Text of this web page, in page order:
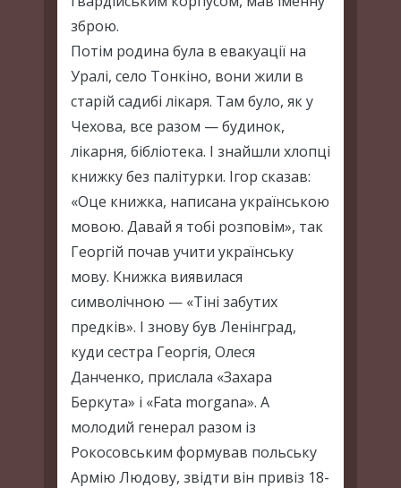
зброю.
Потім родина була в евакуації на
Уралі, село Тонкіно, вони жили в
старій садибі лікаря. Там було, як у
Чехова, все разом — будинок,
лікарня, бібліотека. І знайшли хлопці
книжку без палітурки. Ігор сказав:
«Оце книжка, написана українською
мовою. Давай я тобі розповім», так
Георгій почав учити українську
мову. Книжка виявилася
символічною — «Тіні забутих
предків». І знову був Ленінград,
куди сестра Георгія, Олеся
Данченко, прислала «Захара
Беркута» і «Fata morgana». А
молодий генерал разом із
Рокосовським формував польську
Армію Людову, звідти він привіз 18-